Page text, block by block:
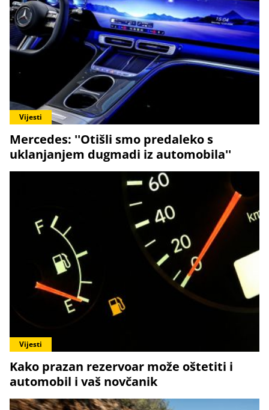
Vijesti
Mercedes: ''Otišli smo predaleko s
uklanjanjem dugmadi iz automobila''
Vijesti
Kako prazan rezervoar može oštetiti i
automobil i vaš novčanik